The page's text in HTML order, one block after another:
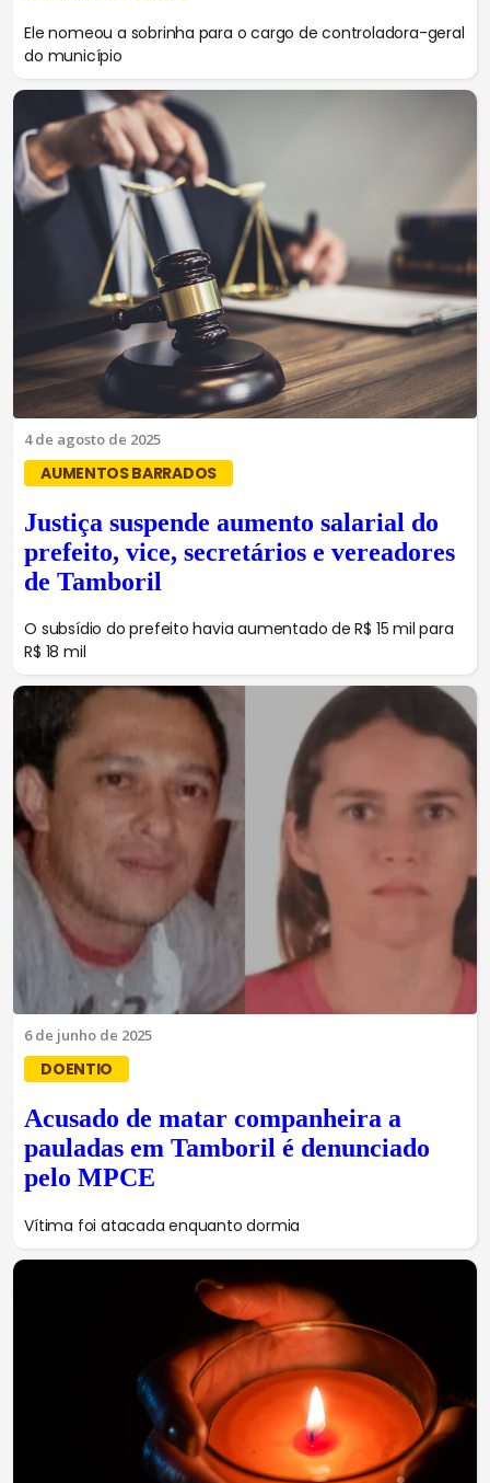
Ele nomeou a sobrinha para o cargo de controladora-geral
do município
4 de agosto de 2025
AUMENTOS BARRADOS
Justiça suspende aumento salarial do
prefeito, vice, secretários e vereadores
de Tamboril
O subsídio do prefeito havia aumentado de R$ 15 mil para
R$ 18 mil
6 de junho de 2025
DOENTIO
Acusado de matar companheira a
pauladas em Tamboril é denunciado
pelo MPCE
Vítima foi atacada enquanto dormia